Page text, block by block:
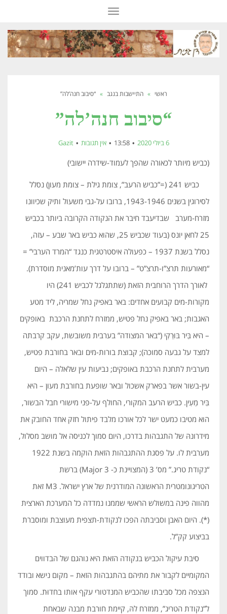
תפריט
ראשי » התיישבות בנגב » “סיבוב חנה’לה”
“סיבוב חנה’לה”
6 ביולי 2020 13:58 אין תגובות Gazit
(כביש מיותר לכאורה שהפך לעמוד-שידרה יישובי)
כביש 241 (=”כביש הרעב”, צומת גילת – צומת מעון) נסלל
לסירוגין בשנים 1943-1946, ברובו על-גבי משעול ותיק שכיוונו
מזרח-מערב שבדיעבד חיבר את הנקודה הקרובה ביותר בכביש
25 לחאן יונס (בעוד שכביש 25, שהוא כביש באר שבע – עזה,
נסלל בשנת 1937 – כפעולה איסטרטגית כנגד “המרד הערבי” =
“מאורעות תרצ”ו-תרצ”ט” – ברובו על דרך עות’מאנית מוסדרת).
לאורך הדרך הרוחבית הזאת (שתתגלגל לכביש 241) היו
מקורות-מים קבועים אחדים: באר באפיק נחל שמריה, ליד מטע
האגבות; באר באפיק נחל פטיש, ממזרח לתחנת הרכבת באופקים
– היא בִּיר בּוּרֵקִי (“באר המצודה” בערבית משובשת, עקב קרבתה
למצד על גבעה סמוכה); קבוצת בורות-מים ובאר בחורבת פטיש,
מערבית לתחנת הרכבת באופקים; נביעות עין שלאלה – היום
עין-בשור אשר בפארק אשכול ובאר שופעת בחורבת מעון – היא
בִּיר מַעִין. כביש הרעב המקורי, החולף על-פני מישורי חבל הבשור,
הוא מטיבו כמעט ישר לכל אורכו מלבד פיתול חזק אחד החובק את
מידרונהּ של התגבהות בדרכו, היום סמוך לכניסה אל מושב מסלול,
מערבית לו. על פסגת ההתגבהות הזאת הוקמה בשנת 1922
“נקודת טריג.” מס’ 3 (המצויינת כ- Major 3) ברשת
הטריגונומטרית הראשונה המודרנית של ארץ ישראל. M3 זאת
מהווה פינה במשולש הראשי שממנו נמדדה כל המערכת הארצית
(*). היום האבן וסביבתה הפכו לנקודת-תצפית מעוצבת ומוסברת
בביצוע קק”ל.
סיבת עיקול הכביש בנקודה הזאת היא נוהגם של הבדווים
המקומיים לקבור את מתיהם בהתגבהות הזאת – מקום נישא ובודד
הנצפה מכל סביבתו שהכביש המנדטורי עקף אותו בחדוּת. סמוך
ל”נקודת הטריג”, ממזרח להּ, קיימת חורבת מבנה שבאחת